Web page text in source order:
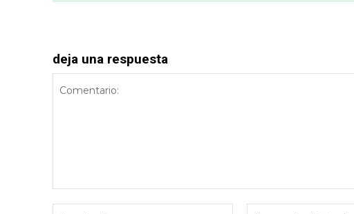
deja una respuesta